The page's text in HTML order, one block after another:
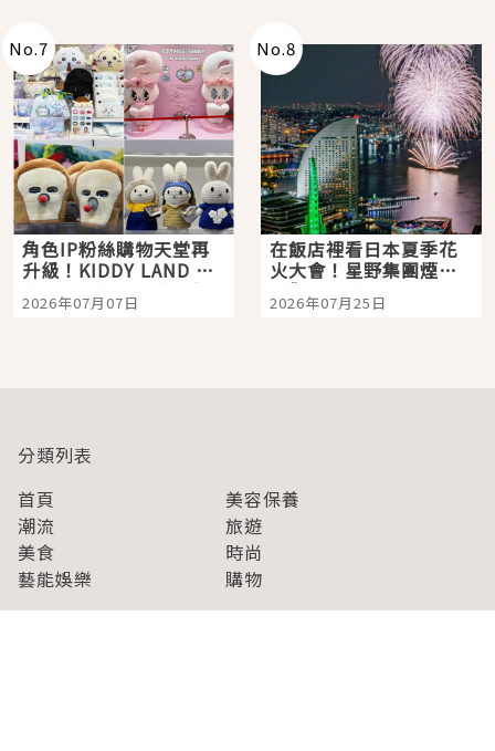
No.7
角色IP粉絲購物天堂再
升級！KIDDY LAND 原
宿店吉伊卡哇迎客，新
開幕 OMOKADO 店3分
2026年07月07日
No.8
在飯店裡看日本夏季花
火大會！星野集團煙火
景觀飯店6選，讓你不用
人擠人悠閒欣賞
2026年07月25日
分類列表
首頁
美容保養
潮流
旅遊
美食
時尚
藝能娛樂
購物